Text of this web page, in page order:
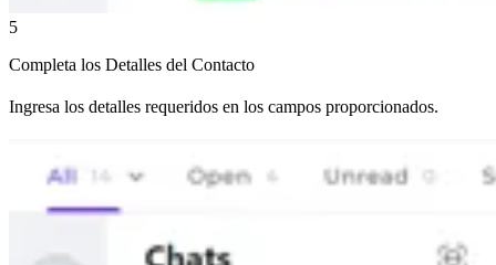
5
Completa los Detalles del Contacto
Ingresa los detalles requeridos en los campos proporcionados.